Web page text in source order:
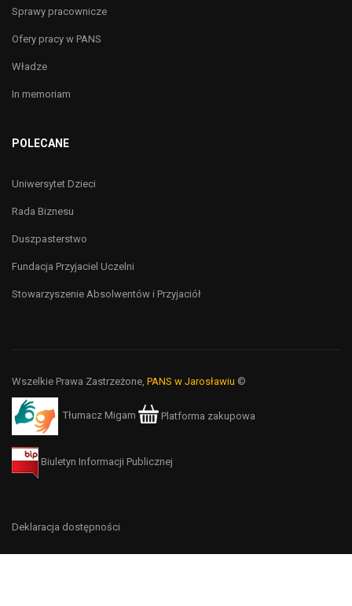
Sprawy pracownicze
Ofery pracy w PANS
Władze
In memoriam
POLECANE
Uniwersytet Dzieci
Rada Biznesu
Duszpasterstwo
Fundacja Przyjaciel Uczelni
Stowarzyszenie Absolwentów i Przyjaciół
Wszelkie Prawa Zastrzeżone, PANS w Jarosławiu ©
Tłumacz Migam Platforma zakupowa
Biuletyn Informacji Publicznej
Deklaracja dostępności